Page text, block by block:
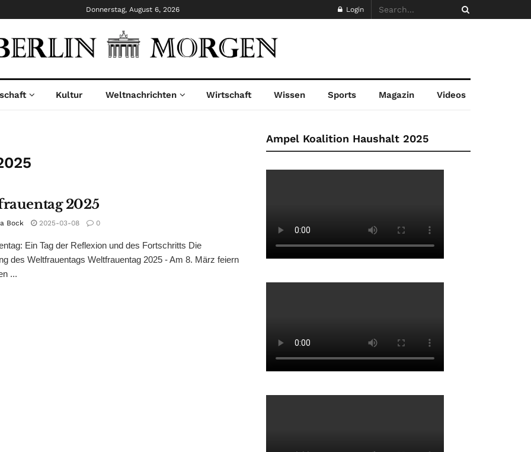
Donnerstag, August 6, 2026 Login
Kultur Weltnachrichten Wirtschaft Wissen Sports Magazin Videos
2025
Bock 2025-03-08 0
Ein Tag der Reflexion und des Fortschritts Die
des Weltfrauentags Weltfrauentag 2025 - Am 8. März feiern
...
Ampel Koalition Haushalt 2025